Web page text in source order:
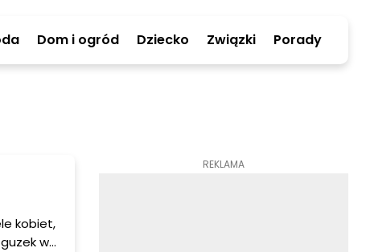
Dom i ogród Dziecko Związki Porady
kobiet,
w
REKLAMA